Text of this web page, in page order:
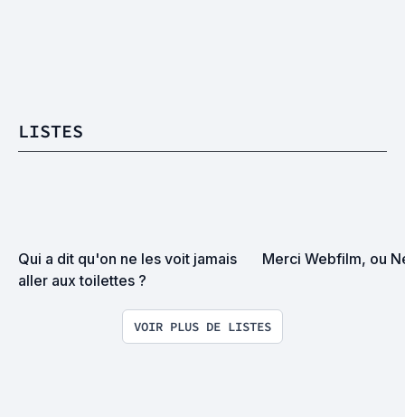
LISTES
Qui a dit qu'on ne les voit jamais
aller aux toilettes ?
Merci Webfilm, ou
VOIR PLUS DE LISTES